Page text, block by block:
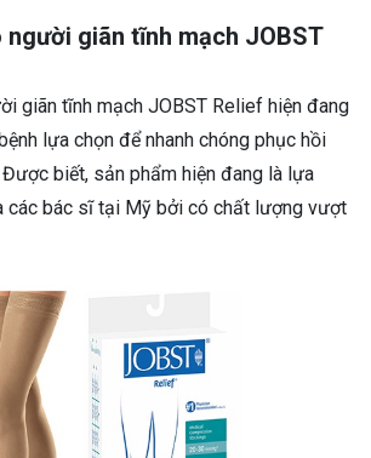
người giãn tĩnh mạch JOBST
giãn tĩnh mạch JOBST Relief hiện đang
lựa chọn để nhanh chóng phục hồi
biết, sản phẩm hiện đang là lựa
các bác sĩ tại Mỹ bởi có chất lượng vượt